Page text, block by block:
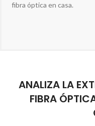
fibra óptica en casa.
ANALIZA LA
FIBRA